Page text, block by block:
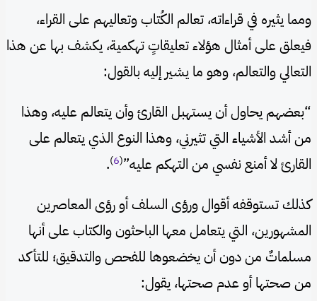
ومما يثيره في قراءاته، تعالم الكُتاب وتعاليهم على القراء،
فيعلق على أمثال هؤلاء تعليقاتٍ تهكمية، يكشف بها عن هذا
التعالي والتعالم، وهو ما يشير إليه بالقول:
“بعضهم يحاول أن يستهبل القارئ وأن يتعالم عليه، وهذا
من أشد الأشياء التي تثيرني، وهذا النوع الذي يتعالم على
القارئ لا أمنع نفسي من التهكم عليه”(
6
)
.
كذلك تستوقفه أقوال ورؤى السلف أو رؤى المعاصرين
المشهورين، التي يتعامل معها الباحثون والكتاب على أنها
مسلماتٌ من دون أن يخضعوها للفحص والتدقيق؛ للتأكد
من صحتها أو عدم صحتها، يقول: